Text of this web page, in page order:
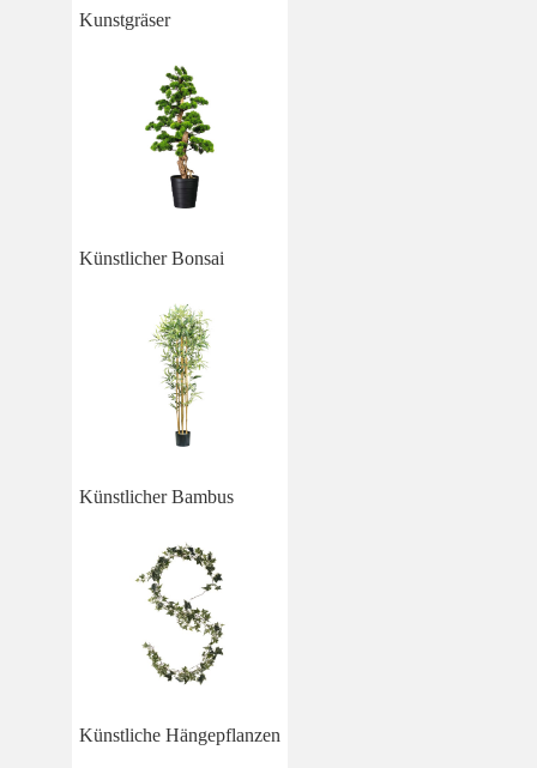
Kunstgräser
Künstlicher Bonsai
Künstlicher Bambus
Künstliche Hängepflanzen